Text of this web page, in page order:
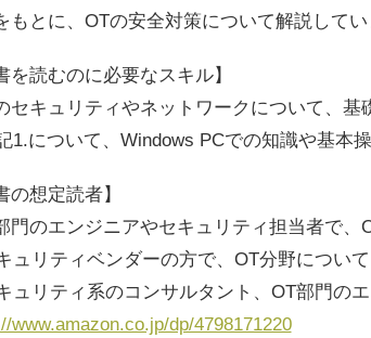
もとに、OTの安全対策について解説してい
を読むのに必要なスキル】
セキュリティやネットワークについて、基
1.について、Windows PCでの知識や基本
の想定読者】
門のエンジニアやセキュリティ担当者で
ュリティベンダーの方で、OT分野につい
ュリティ系のコンサルタント、OT部門の
www.amazon.co.jp/dp/4798171220